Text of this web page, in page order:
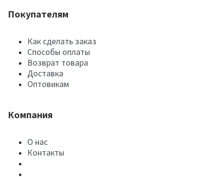
Покупателям
Как сделать заказ
Способы оплаты
Возврат товара
Доставка
Оптовикам
Компания
О нас
Контакты